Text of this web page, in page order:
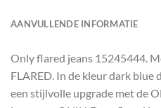
AANVULLENDE INFORMATIE
Only flared jeans 15245444.
FLARED. In de kleur dark blue
een stijlvolle upgrade met de